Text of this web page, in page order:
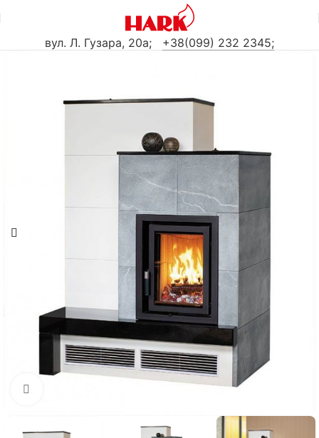
вул. Л. Гузара, 20а; +38(099) 232 2345;